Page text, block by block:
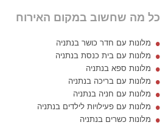
כל מה שחשוב במקום האירוח
מלונות עם חדר כושר בנתניה
מלונות עם בית כנסת בנתניה
מלונות ספא בנתניה
מלונות עם בריכה בנתניה
מלונות עם חניה בנתניה
מלונות עם פעילויות לילדים בנתניה
מלונות כשרים בנתניה